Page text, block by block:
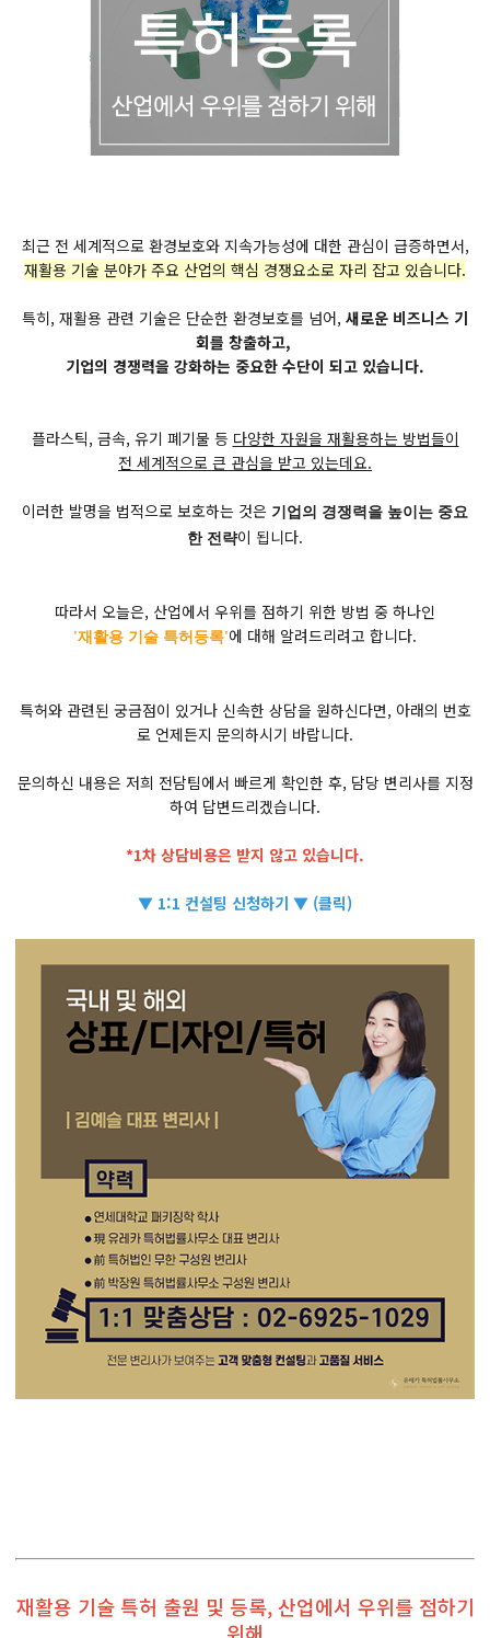
최근 전 세계적으로 환경보호와 지속가능성에 대한 관심이 급증하면서,
재활용 기술 분야가 주요 산업의 핵심 경쟁요소로 자리 잡고 있습니다.
특히, 재활용 관련 기술은 단순한 환경보호를 넘어, 새로운 비즈니스 기
회를 창출하고,
기업의 경쟁력을 강화하는 중요한 수단이 되고 있습니다.
플라스틱, 금속, 유기 폐기물 등 다양한 자원을 재활용하는 방법들이
전 세계적으로 큰 관심을 받고 있는데요.
이러한 발명을 법적으로 보호하는 것은 기업의 경쟁력을 높이는 중요
한 전략이 됩니다.
따라서 오늘은, 산업에서 우위를 점하기 위한 방법 중 하나인
'재활용 기술 특허등록'에 대해 알려드리려고 합니다.
특허와 관련된 궁금점이 있거나 신속한 상담을 원하신다면, 아래의 번호
로 언제든지 문의하시기 바랍니다.
문의하신 내용은 저희 전담팀에서 빠르게 확인한 후, 담당 변리사를 지정
하여 답변드리겠습니다.
*1차 상담비용은 받지 않고 있습니다.
▼ 1:1 컨설팅 신청하기 ▼ (클릭)
재활용 기술 특허 출원 및 등록, 산업에서 우위를 점하기
위해